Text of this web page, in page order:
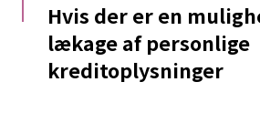
Hvis der er en
lækage af personlige
kreditoplysninger